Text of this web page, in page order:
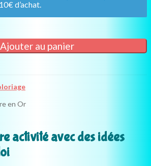
d’achat.
Ajouter au panier
en Or
activité avec des idées